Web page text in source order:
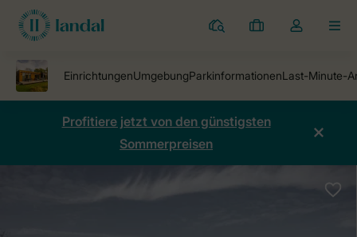
Ferienparks
Meine
Dropdown-
öffnen
Profitiere jetzt von den günstigsten
Sommerpreisen